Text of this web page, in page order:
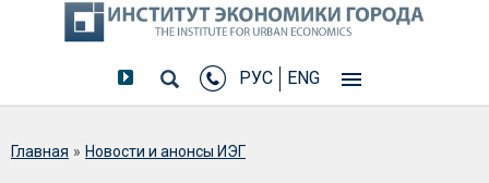
РУС ENG
Вы здесь
Главная » Новости и анонсы ИЭГ